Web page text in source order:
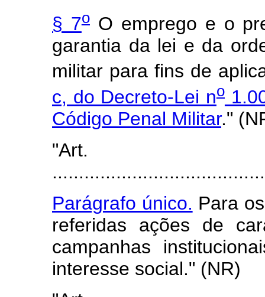
§ 7oO emprego e o
garantia da lei e da
militar para fins de
c, do Decreto-Lei no
Código Penal Militar."
Parágrafo único. Para
referidas ações de
campanhas
interesse social." (NR)